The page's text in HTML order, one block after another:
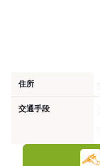
住所
交通手段